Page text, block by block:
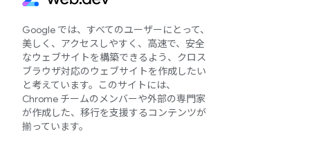
Google では、すべてのユーザーにとって、
美しく、アクセスしやすく、高速で、安全
なウェブサイトを構築できるよう、クロス
ブラウザ対応のウェブサイトを作成したい
と考えています。このサイトには、
Chrome チームのメンバーや外部の専門家
が作成した、移行を支援するコンテンツが
揃っています。